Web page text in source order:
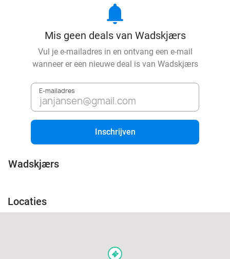
notifications
Mis geen deals van Wadskjærs
Vul je e-mailadres in en ontvang een e-mail
wanneer er een nieuwe deal is van Wadskjærs
E-mailadres
Inschrijven
Wadskjærs
Locaties
events